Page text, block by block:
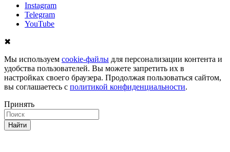
Instagram
Telegram
YouTube
✖
Мы используем cookie-файлы для персонализации контента и
удобства пользователей. Вы можете запретить их в
настройках своего браузера. Продолжая пользоваться сайтом,
вы соглашаетесь с политикой конфиденциальности.
Принять
Найти